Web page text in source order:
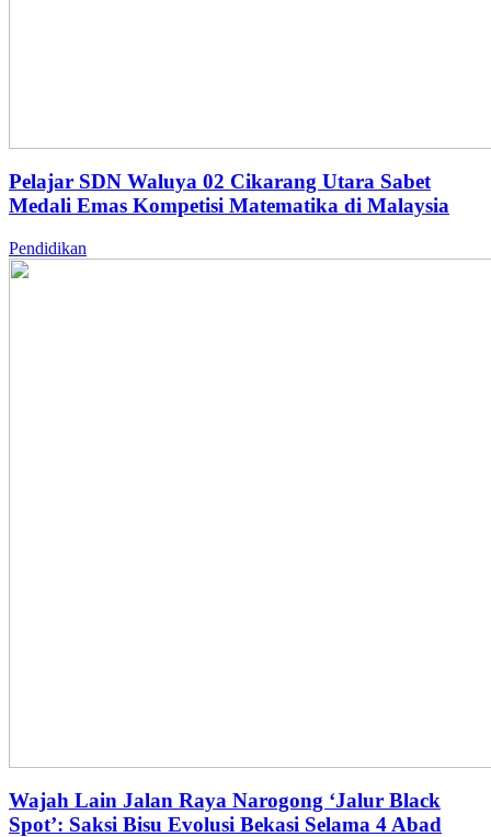
Pelajar SDN Waluya 02 Cikarang Utara Sabet
Medali Emas Kompetisi Matematika di Malaysia
Pendidikan
Wajah Lain Jalan Raya Narogong ‘Jalur Black
Spot’: Saksi Bisu Evolusi Bekasi Selama 4 Abad